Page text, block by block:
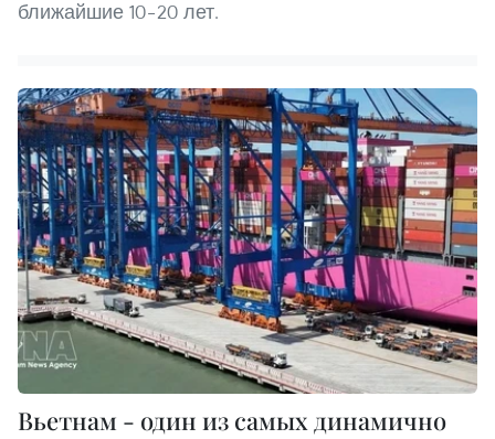
ближайшие 10–20 лет.
Вьетнам - один из самых динамично